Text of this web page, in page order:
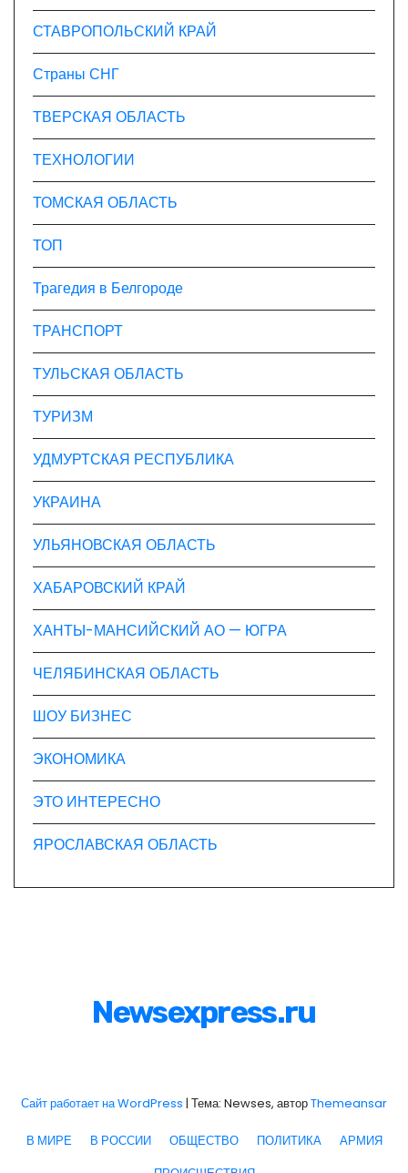
СТАВРОПОЛЬСКИЙ КРАЙ
Страны СНГ
ТВЕРСКАЯ ОБЛАСТЬ
ТЕХНОЛОГИИ
ТОМСКАЯ ОБЛАСТЬ
ТОП
Трагедия в Белгороде
ТРАНСПОРТ
ТУЛЬСКАЯ ОБЛАСТЬ
ТУРИЗМ
УДМУРТСКАЯ РЕСПУБЛИКА
УКРАИНА
УЛЬЯНОВСКАЯ ОБЛАСТЬ
ХАБАРОВСКИЙ КРАЙ
ХАНТЫ-МАНСИЙСКИЙ АО — ЮГРА
ЧЕЛЯБИНСКАЯ ОБЛАСТЬ
ШОУ БИЗНЕС
ЭКОНОМИКА
ЭТО ИНТЕРЕСНО
ЯРОСЛАВСКАЯ ОБЛАСТЬ
Newsexpress.ru
Сайт работает на WordPress | Тема: Newses, авторThemeansar
В МИРЕ В РОССИИ ОБЩЕСТВО ПОЛИТИКА
АРМИЯ